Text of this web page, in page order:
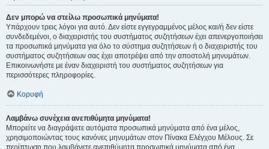
Δεν μπορώ να στείλω προσωπικά μηνύματα!
Υπάρχουν τρεις λόγοι για αυτό. Δεν είστε εγγεγραμμένος μέλος και/ή δεν είστε
συνδεδεμένοι, ο διαχειριστής του συστήματος συζητήσεων έχει απενεργοποιήσει
τα προσωπικά μηνύματα για όλο το σύστημα συζητήσεων ή ο διαχειριστής του
συστήματος συζητήσεων σας έχει αποτρέψει από την αποστολή μηνυμάτων.
Επικοινωνήστε με έναν διαχειριστή του συστήματος συζητήσεων για
περισσότερες πληροφορίες.
Κορυφή
Λαμβάνω συνέχεια ανεπιθύμητα μηνύματα!
Μπορείτε να διαγράψετε αυτόματα προσωπικά μηνύματα από ένα μέλος,
χρησιμοποιώντας τους κανόνες μηνυμάτων στον Πίνακα Ελέγχου Μέλους. Σε
περίπτωση που λαμβάνετε ανεπιθύμητα προσωπικά μηνύματα από ένα